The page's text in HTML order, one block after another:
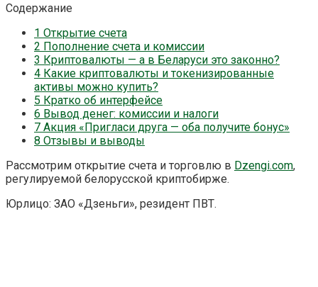
Содержание
1 Открытие счета
2 Пополнение счета и комиссии
3 Криптовалюты — а в Беларуси это законно?
4 Какие криптовалюты и токенизированные
активы можно купить?
5 Кратко об интерфейсе
6 Вывод денег: комиссии и налоги
7 Акция «Пригласи друга — оба получите бонус»
8 Отзывы и выводы
Рассмотрим открытие счета и торговлю в Dzengi.com,
регулируемой белорусской криптобирже.
Юрлицо: ЗАО «Дзеньги», резидент ПВТ.